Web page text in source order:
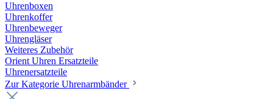
Uhrenboxen
Uhrenkoffer
Uhrenbeweger
Uhrengläser
Weiteres Zubehör
Orient Uhren Ersatzteile
Uhrenersatzteile
Zur Kategorie Uhrenarmbänder